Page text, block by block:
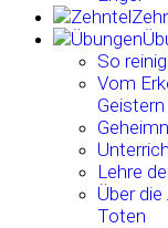
So
Vom
Geistern
Lehre
Über
Toten